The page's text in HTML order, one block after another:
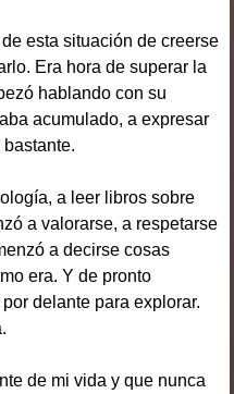
esta situación de creerse
Era hora de superar la
hablando con su
acumulado, a expresar
a leer libros sobre
a valorarse, a respetarse
a decirse cosas
era. Y de pronto
delante para explorar.
de mi vida y que nunca